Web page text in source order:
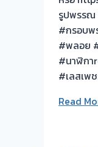
รูปพรรณ
#กรอบพ
#พลอย
#นาฬิกา
#เลสเพ
Read